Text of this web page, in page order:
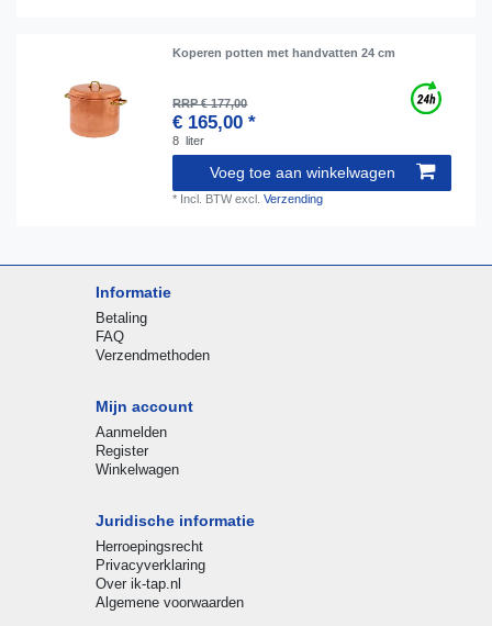
Koperen potten met handvatten 24 cm
RRP € 177,00
€ 165,00 *
8 liter
Voeg toe aan winkelwagen
* Incl. BTWexcl.Verzending
Informatie
Betaling
FAQ
Verzendmethoden
Mijn account
Aanmelden
Register
Winkelwagen
Juridische informatie
Herroepingsrecht
Privacyverklaring
Over ik-tap.nl
Algemene voorwaarden